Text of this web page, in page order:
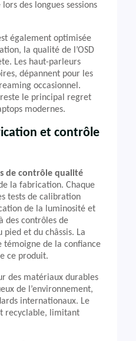
des longues sessions
également optimisée
la qualité de l’OSD
Les haut-parleurs
dépannent pour les
occasionnel.
reste le principal regret
modernes.
et contrôle
de contrôle qualité
la fabrication. Chaque
tests de calibration
de la luminosité et
des contrôles de
pied et du châssis. La
témoigne de la confiance
ce produit.
des matériaux durables
de l’environnement,
internationaux. Le
recyclable, limitant